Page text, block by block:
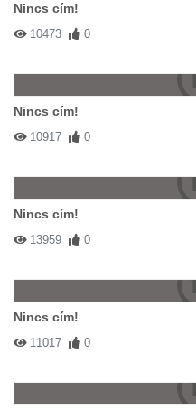
Nincs cím!
10473 0
Nincs cím!
10917 0
Nincs cím!
13959 0
Nincs cím!
11017 0